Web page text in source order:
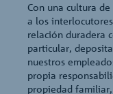
Con una cultura
a los
relación duradera
particular,
nuestros
propia
propiedad familiar,